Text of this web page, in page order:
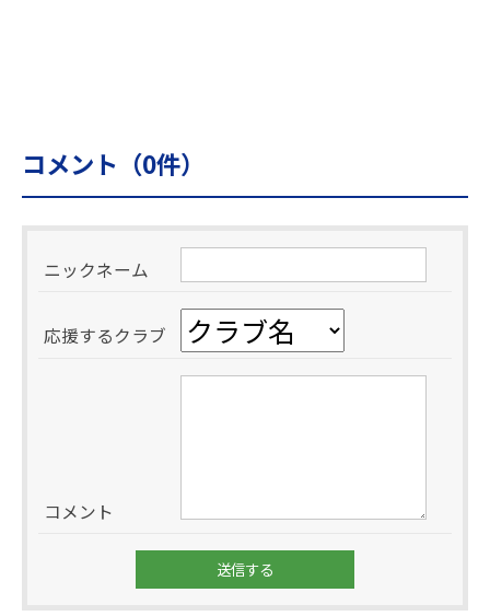
コメント（0件）
ニックネーム
応援するクラブ
コメント